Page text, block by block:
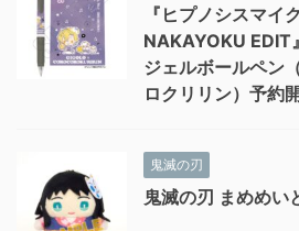
『ヒプノシスマイ
NAKAYOKU EDIT
ジェルボールペン
ロクリリン）予約
鬼滅の刃
鬼滅の刃 まめめい